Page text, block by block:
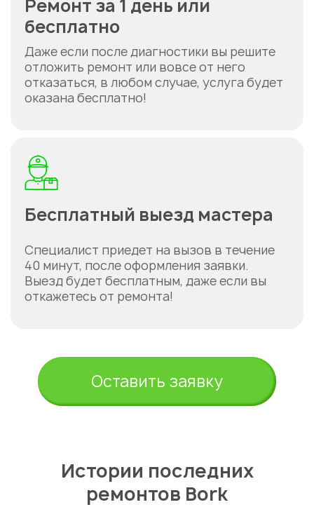
Ремонт за 1 день или
бесплатно
Даже если после диагностики вы решите
отложить ремонт или вовсе от него
отказаться, в любом случае, услуга будет
оказана бесплатно!
Бесплатный выезд мастера
Специалист приедет на вызов в течение
40 минут, после оформления заявки.
Выезд будет бесплатным, даже если вы
откажетесь от ремонта!
Оставить заявку
Истории последних
ремонтов Bork
Укажите из какого вы
Астана